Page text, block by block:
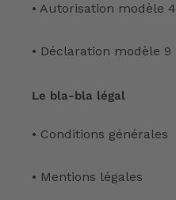
• Autorisation modèle 4
• Déclaration modèle 9
Le bla-bla légal
• Conditions générales
• Mentions légales